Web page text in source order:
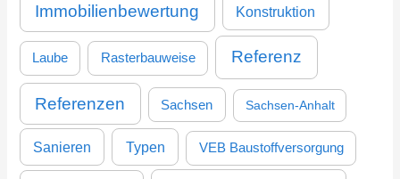
Immobilienbewertung Konstruktion
Laube Rasterbauweise Referenz
Referenzen Sachsen Sachsen-Anhalt
Sanieren Typen VEB Baustoffversorgung